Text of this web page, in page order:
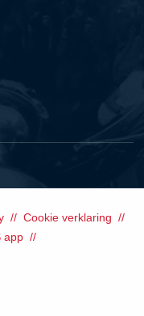
Cookie verklaring
app